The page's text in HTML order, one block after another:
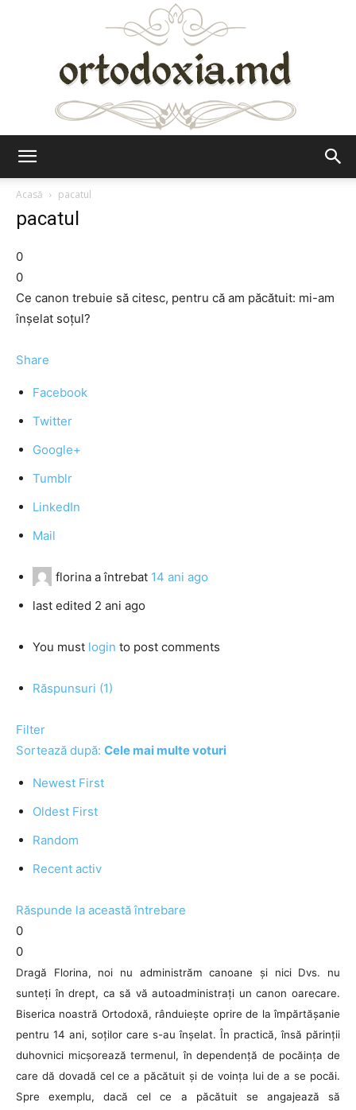
Acasă
pacatul
pacatul
0
0
Ce canon trebuie să citesc, pentru că am păcătuit: mi-am
înşelat soţul?
Share
Facebook
Twitter
Google+
Tumblr
LinkedIn
Mail
florina a întrebat 14 ani ago
last edited 2 ani ago
You must login to post comments
Răspunsuri (1)
Filter
Sortează după: Cele mai multe voturi
Newest First
Oldest First
Random
Recent activ
Răspunde la această întrebare
0
0
Dragă Florina, noi nu administrăm canoane și nici Dvs. nu
sunteți în drept, ca să vă autoadministrați un canon oarecare.
Biserica noastră Ortodoxă, rânduiește oprire de la împărtășanie
pentru 14 ani, soților care s-au înșelat. În practică, însă părinții
duhovnici micșorează termenul, în dependență de pocăința de
care dă dovadă cel ce a păcătuit și de voința lui de a se pocăi.
Spre exemplu, dacă cel ce a păcătuit se angajează să